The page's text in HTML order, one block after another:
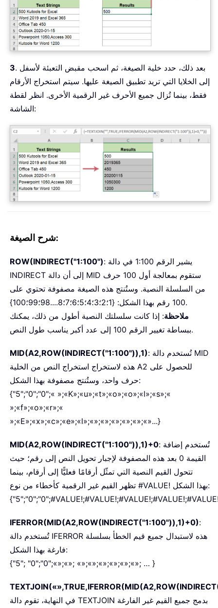
3. بعد ذلك، حدد خلية الصيغة، ثم اسحب مقبض التعبئة لأسفل
إلى الخلايا التي تريد تطبيق الصيغة عليها. سيتم استخراج الأرقام
فقط، بينما تُزال جميع الأحرف غير الرقمية الأخرى. انظر لقطة
الشاشة:
شرح الصيغة:
ROW(INDIRECT("1:100"): يشير الرقم 1:100 في دالة
INDIRECT إلى أن دالة MID ستقوم بمعالجة أول 100 حرف
من السلسلة النصية. وستُنتج هذه الصيغة مصفوفة تحتوي على
100 رقم بهذا الشكل: {1؛2؛3؛4؛5؛6؛7؛8....98؛99؛100}.
ملاحظة: إذا كانت سلسلتك النصية أطول من ذلك، يمكنك
ببساطة تغيير الرقم 100 إلى عدد أكبر يناسب طول النص.
MID(A2,ROW(INDIRECT("1:100")),1): تُستخدم دالة MID
هذه لاستخراج استخراج النص من الخلية A2 للحصول على
حرف واحد، وستُنتج مصفوفة بهذا الشكل:
{"5";"0";"0";« »;«K»;«u»;«t»;«o»;«o»;«l»;«s»;«
»;«f»;«o»;«r»;«
»;«E»;«x»;«c»;«e»;«l»;«»;«»;«»;«»;«»;«»...}
MID(A2,ROW(INDIRECT("1:100")),1)+0: تُستخدم إضافة
القيمة 0 بعد هذه المصفوفة لإجبار تحويل النص إلى رقم؛ حيث
تتحول القيم النصية التي تمثّل أرقامًا فعليًّا إلى أرقام، بينما
تظهر القيم غير الرقمية كأخطاء من نوع #VALUE! بهذا الشكل:
IFERROR(MID(A2,ROW(INDIRECT("1:100")),1)+0):
تُستخدم دالة IFERROR هذه لاستبدال جميع قيم الخطأ بسلسلة
فارغة بهذا الشكل:
{"5"; "0";"0";«»;«»; «»;«»;«»;«»;«»;«»; … }
في النهاية، تقوم دالة TEXTJOIN بدمج جميع القيم غير الفارغة